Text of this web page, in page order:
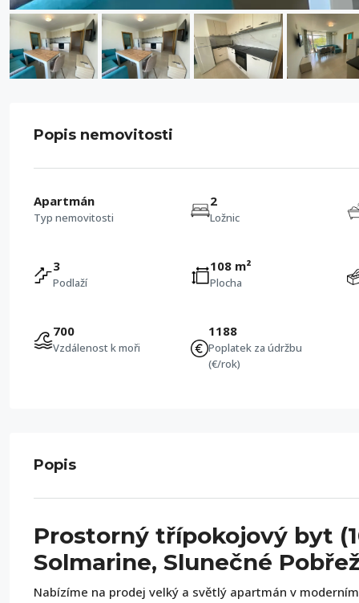
Popis nemovitosti
Apartmán
Typ nemovitosti
2
Ložnic
3
Podlaží
108 m²
Plocha
700
Vzdálenost k moři
1188
Poplatek za údržbu
(€/rok)
Popis
Prostorný třípokojový byt
Solmarine, Slunečné
Nabízíme na prodej velký a světlý apartmán v